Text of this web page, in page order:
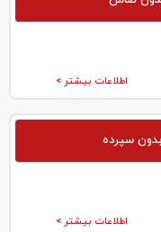
اطلاعات بیشتر >
سپرده
اطلاعات بیشتر >